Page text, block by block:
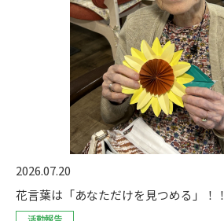
2026.07.20
花言葉は「あなただけを見つめる」！！